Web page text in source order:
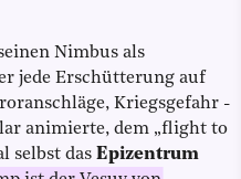
Nimbus als
jede Erschütterung auf
Kriegsgefahr -
animierte, dem „flight to
selbst das Epizentrum